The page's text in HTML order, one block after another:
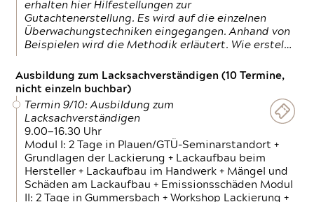
erhalten hier Hilfestellungen zur
Gutachtenerstellung. Es wird auf die einzelnen
Überwachungstechniken eingegangen. Anhand von
Beispielen wird die Methodik erläutert. Wie erstel…
Ausbildung zum Lacksachverständigen (10 Termine,
nicht einzeln buchbar)
Termin 9/10: Ausbildung zum
Lacksachverständigen
9.00—16.30 Uhr
Modul I: 2 Tage in Plauen/GTÜ-Seminarstandort +
Grundlagen der Lackierung + Lackaufbau beim
Hersteller + Lackaufbau im Handwerk + Mängel und
Schäden am Lackaufbau + Emissionsschäden Modul
II: 2 Tage in Gummersbach + Workshop Lackierung +